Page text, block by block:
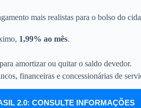
mais realistas para o bolso do
1,99% ao mês.
amortizar ou quitar o saldo devedor.
financeiras e concessionárias de
2.0: CONSULTE INFORMAÇÕES